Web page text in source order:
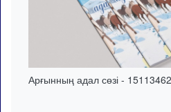
Арғынның адал сөзі -